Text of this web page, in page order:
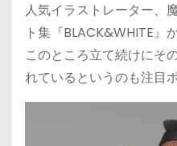
人気イラストレーター、
ト集『BLACK&WHITE』
このところ立て続けにそ
れているというのも注目